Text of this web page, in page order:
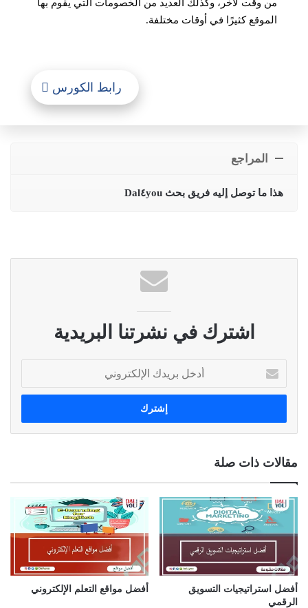
من وقت لآخر، وكذلك العديد من الخصومات التي يقوم بها
الموقع كثيرًا في أوقات مختلفة.
رابط الكورس
المراجع
هذا ما توصل إليه فريق بحث Dal٤you
اشترك في نشرتنا البريدية
خ
ب
د
ك
ا
ل
ت
و
مقالات ذات صلة
أفضل استراتيجيات التسويق
الرقمي
أفضل مواقع التعلم الإلكتروني